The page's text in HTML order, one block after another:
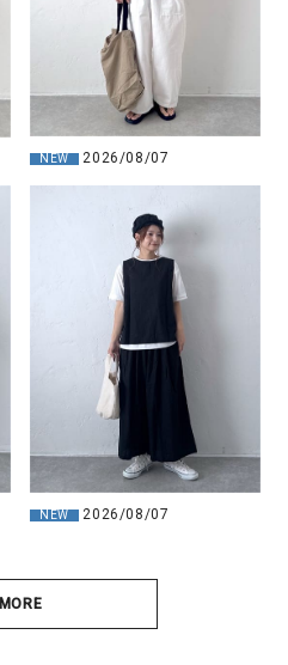
NEW 2026/08/07
NEW 2026/08/07
MORE